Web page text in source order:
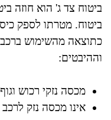
ביטוח צד ג' הוא חוזה
ביטוח. מטרתו לספק
כתוצאה מהשימוש ברכב
וההיבטים:
מכסה נזקי רכוש
אינו מכסה נזק